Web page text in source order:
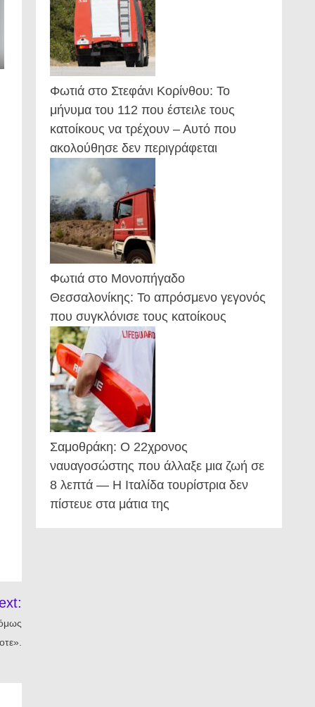
Φωτιά στο Στεφάνι Κορίνθου: Το
μήνυμα του 112 που έστειλε τους
κατοίκους να τρέχουν – Αυτό που
ακολούθησε δεν περιγράφεται
Φωτιά στο Μονοπήγαδο
Θεσσαλονίκης: Το απρόσμενο γεγονός
που συγκλόνισε τους κατοίκους
Σαμοθράκη: Ο 22χρονος
ναυαγοσώστης που άλλαξε μια ζωή σε
8 λεπτά — Η Ιταλίδα τουρίστρια δεν
πίστευε στα μάτια της